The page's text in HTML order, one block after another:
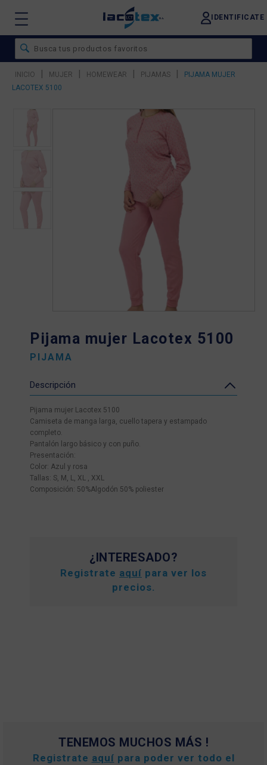
IDENTIFICATE
INICIO | MUJER | HOMEWEAR | PIJAMAS |
PIJAMA MUJER
LACOTEX 5100
Pijama mujer Lacotex 5100
PIJAMA
Descripción
Pijama mujer Lacotex 5100
Camiseta de manga larga, cuello tapera y estampado
completo.
Pantalón largo básico y con puño.
Presentación:
Color: Azul y rosa
Tallas: S, M, L, XL , XXL
Composición: 50%Algodón 50% poliester
¿INTERESADO?
Registrate aquí para ver los
precios.
TENEMOS MUCHOS MÁS !
Registrate aquí para poder ver todo el